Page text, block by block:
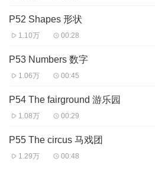
P52 Shapes 形状
1.10万 00:28
P53 Numbers 数字
1.06万 00:45
P54 The fairground 游乐园
1.08万 00:29
P55 The circus 马戏团
1.29万 00:48